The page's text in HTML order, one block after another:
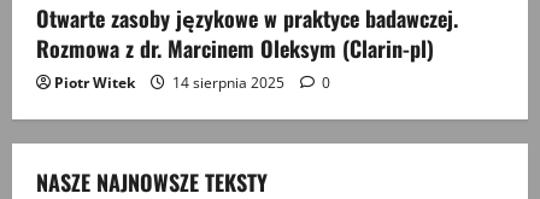
Otwarte zasoby językowe w praktyce badawczej.
Rozmowa z dr. Marcinem Oleksym (Clarin-pl)
Piotr Witek 14 sierpnia 2025 0
NASZE NAJNOWSZE TEKSTY